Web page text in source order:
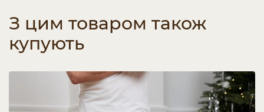
З цим товаром також
купують